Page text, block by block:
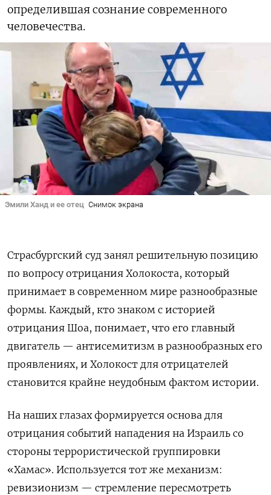
определившая сознание современного
человечества.
Эмили Ханд и ее отец Снимок экрана
Страсбургский суд занял решительную позицию
по вопросу отрицания Холокоста, который
принимает в современном мире разнообразные
формы. Каждый, кто знаком с историей
отрицания Шоа, понимает, что его главный
двигатель — антисемитизм в разнообразных его
проявлениях, и Холокост для отрицателей
становится крайне неудобным фактом истории.
На наших глазах формируется основа для
отрицания событий нападения на Израиль со
стороны террористической группировки
«Хамас». Используется тот же механизм:
ревизионизм — стремление пересмотреть